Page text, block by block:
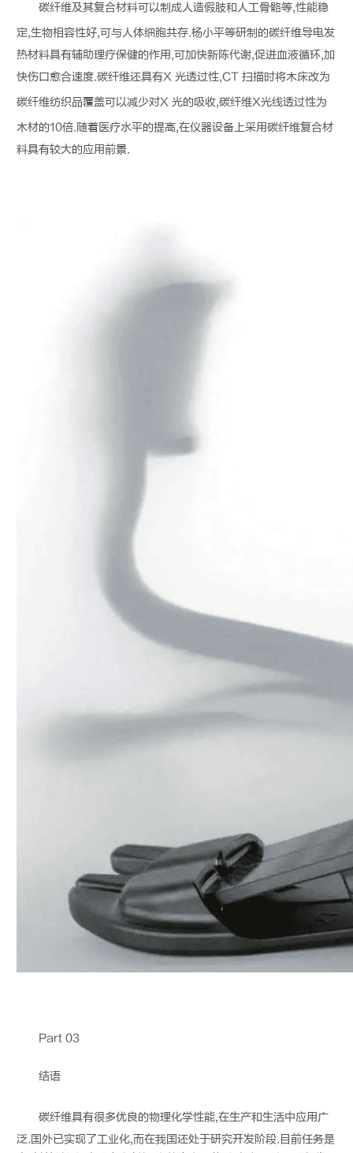
碳纤维及其复合材料可以制成人造假肢和人工骨骼等,性能稳
定,生物相容性好,可与人体细胞共存.杨小平等研制的碳纤维导电发
热材料具有辅助理疗保健的作用,可加快新陈代谢,促进血液循环,加
快伤口愈合速度.碳纤维还具有X 光透过性,CT 扫描时将木床改为
碳纤维纺织品覆盖可以减少对X 光的吸收,碳纤维X光线透过性为
木材的10倍.随着医疗水平的提高,在仪器设备上采用碳纤维复合材
料具有较大的应用前景.
Part 03
结语
碳纤维具有很多优良的物理化学性能,在生产和生活中应用广
泛.国外已实现了工业化,而在我国还处于研究开发阶段.目前任务是